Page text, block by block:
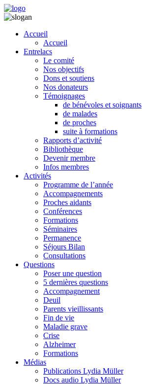
Accueil
Accueil
Entrelacs
Le comité
Nos objectifs
Dons et soutiens
Nos donateurs
Témoignages
de bénévoles et soignants
de malades
de proches
suite à formations
Rapports d’activité
Bibliothèque
Devenir membre
Infos membres
Activités
Programme de l’année
Accompagnements
Proches aidants
Conférences
Formations
Séminaires
Permanence
Séjours Bilan
Consultations
Questions
Poser une question
5 dernières questions
Accompagnement
Deuil
Parents vieillissants
Fin de vie
Maladie grave
Crise
Alzheimer
Formations
Médias
Publications Lydia Müller
Docs audio Lydia Müller